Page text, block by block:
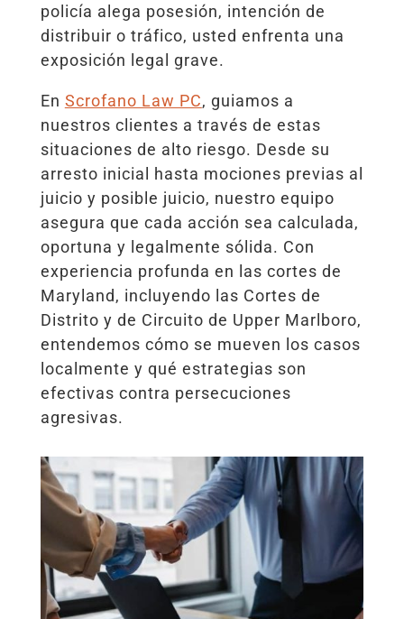
policía alega posesión, intención de
distribuir o tráfico, usted enfrenta una
exposición legal grave.
En Scrofano Law PC, guiamos a
nuestros clientes a través de estas
situaciones de alto riesgo. Desde su
arresto inicial hasta mociones previas al
juicio y posible juicio, nuestro equipo
asegura que cada acción sea calculada,
oportuna y legalmente sólida. Con
experiencia profunda en las cortes de
Maryland, incluyendo las Cortes de
Distrito y de Circuito de Upper Marlboro,
entendemos cómo se mueven los casos
localmente y qué estrategias son
efectivas contra persecuciones
agresivas.